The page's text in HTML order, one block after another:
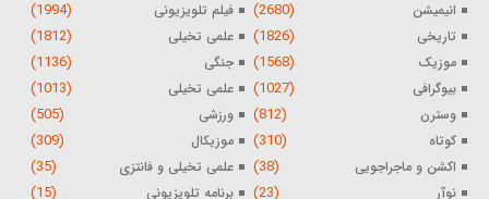
انیمیشن (2680) فیلم تلویزیونی (1994)
تاریخی (1826) علمی تخیلی (1812)
موزیک (1568) جنگی (1136)
بیوگرافی (1027) علمی تخیلی (1013)
وسترن (812) ورزشی (505)
کوتاه (310) موزیکال (309)
اکشن و ماجراجویی (38) علمی تخیلی و فانتزی (35)
نوآر (23) برنامه تلویزیونی (15)